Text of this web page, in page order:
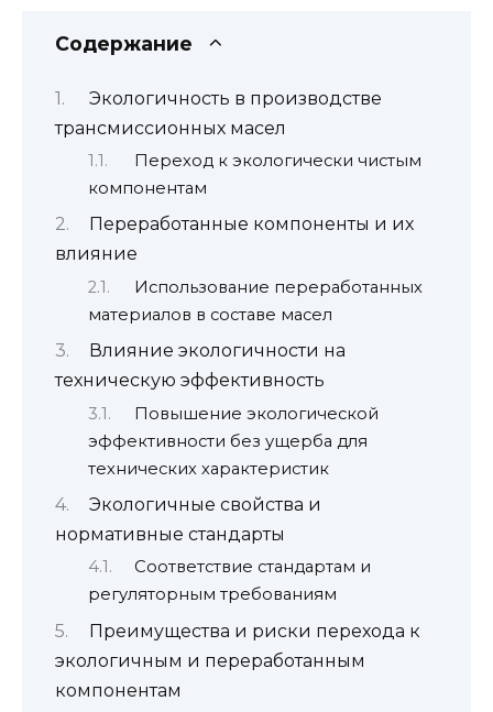
Содержание
Экологичность в производстве
трансмиссионных масел
Переход к экологически чистым
компонентам
Переработанные компоненты и их
влияние
Использование переработанных
материалов в составе масел
Влияние экологичности на
техническую эффективность
Повышение экологической
эффективности без ущерба для
технических характеристик
Экологичные свойства и
нормативные стандарты
Соответствие стандартам и
регуляторным требованиям
Преимущества и риски перехода к
экологичным и переработанным
компонентам